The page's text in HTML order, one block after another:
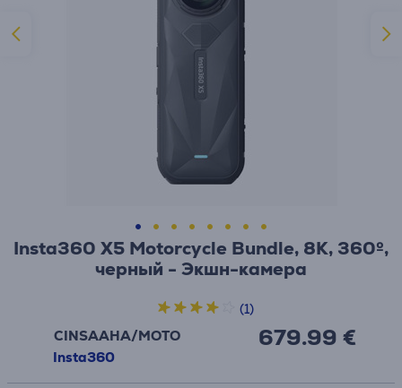
Insta360 X5 Motorcycle Bundle, 8K, 360º,
черный - Экшн-камера
CINSAAHA/MOTO
Insta360
679.99 €
(1)